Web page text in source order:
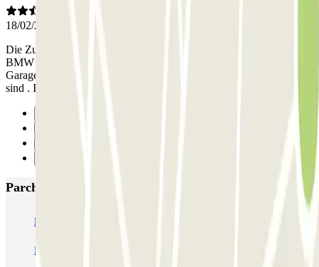
18/02/2026
Die Zufahrt zu der Garage ist unglaublich schmal. Bei einem 3er
BMW blieben jeweils 3 cm !!!!! Abstand auf beiden Seiten. In der
Garage war nicht klar welche Stellplätze für Parclick vorgesehen
sind . Ich stand aus Versehen auf einem Anwohnerparkplatz
Parcheggi più popolari a Parigi
Bastille - Saint-Antoine
Parkélis Lefebvre